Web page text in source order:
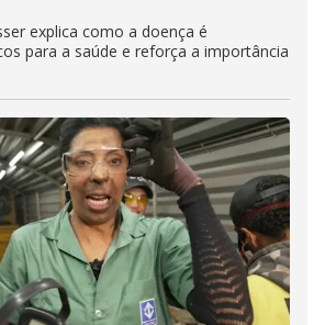
explica como a doença é
para a saúde e reforça a importância